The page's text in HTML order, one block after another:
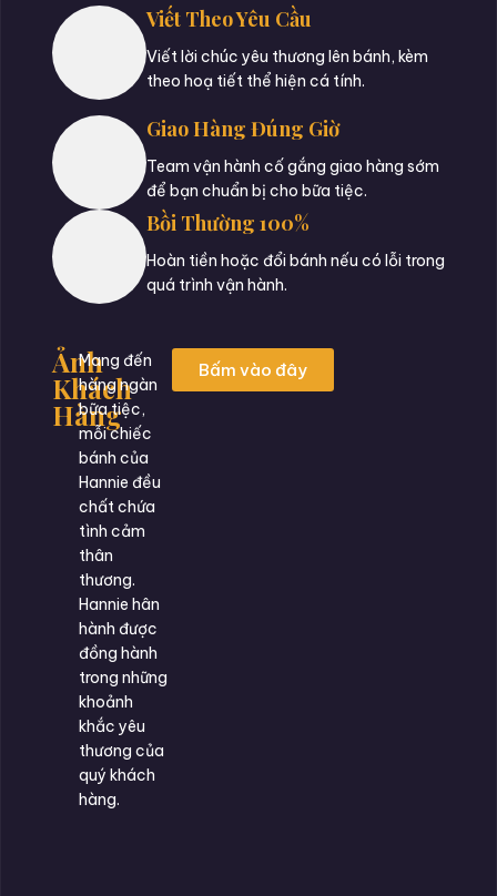
Viết Theo Yêu Cầu
Viết lời chúc yêu thương lên bánh, kèm
theo hoạ tiết thể hiện cá tính.
Giao Hàng Đúng Giờ
Team vận hành cố gắng giao hàng sớm
để bạn chuẩn bị cho bữa tiệc.
Bồi Thường 100%
Hoàn tiền hoặc đổi bánh nếu có lỗi trong
quá trình vận hành.
Ảnh
Khách
Hàng
Mang đến
hàng ngàn
bữa tiệc,
mỗi chiếc
bánh của
Hannie đều
chất chứa
tình cảm
thân
thương.
Hannie hân
hành được
đồng hành
trong những
khoảnh
khắc yêu
thương của
quý khách
hàng.
Bấm vào đây